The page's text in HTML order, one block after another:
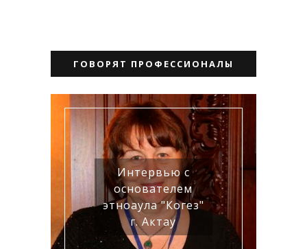
ГОВОРЯТ ПРОФЕССИОНАЛЫ
Интервью с
основателем
этноаула "Когез"
г. Актау